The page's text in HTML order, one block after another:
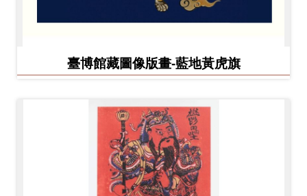
臺博館藏圖像版畫-藍地黃虎旗